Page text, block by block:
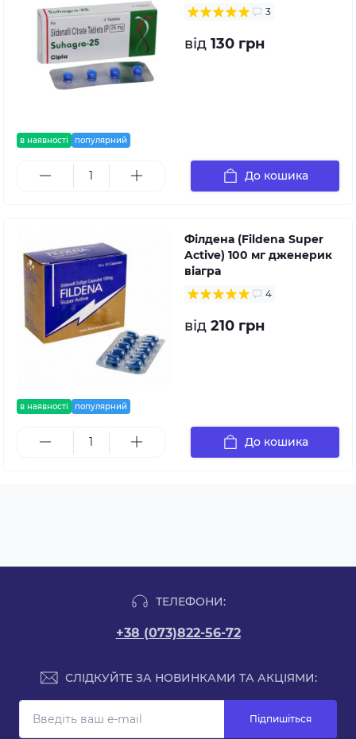
в наявності популярний
3
від 130 грн
До кошика
в наявності популярний
Філдена (Fildena Super
Active) 100 мг дженерик
віагра
4
від 210 грн
До кошика
ТЕЛЕФОНИ:
+38 (073)822-56-72
СЛІДКУЙТЕ ЗА НОВИНКАМИ ТА АКЦІЯМИ:
Підпишіться